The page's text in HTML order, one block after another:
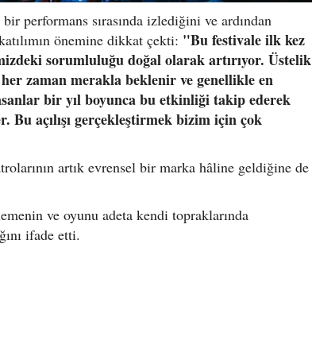
performans sırasında izlediğini ve ardından
önemine dikkat çekti: "Bu festivale ilk kez
sorumluluğu doğal olarak artırıyor. Üstelik
her zaman merakla beklenir ve genellikle en
bir yıl boyunca bu etkinliği takip ederek
Bu açılışı gerçekleştirmek bizim için çok
artık evrensel bir marka hâline geldiğine de
ve oyunu adeta kendi topraklarında
ifade etti.